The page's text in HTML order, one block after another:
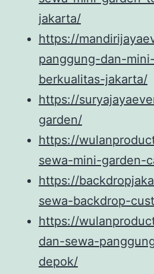
jakarta/
https://
panggung-dan-
berkualitas-jakarta/
https://
garden/
https://
sewa-mini-garden-
https://
sewa-backdrop-
https://
dan-sewa-
depok/